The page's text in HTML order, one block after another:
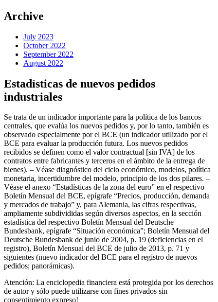
Archive
July 2023
October 2022
September 2022
August 2022
Estadísticas de nuevos pedidos
industriales
Se trata de un indicador importante para la política de los bancos
centrales, que evalúa los nuevos pedidos y, por lo tanto, también es
observado especialmente por el BCE (un indicador utilizado por el
BCE para evaluar la producción futura. Los nuevos pedidos
recibidos se definen como el valor contractual [sin IVA] de los
contratos entre fabricantes y terceros en el ámbito de la entrega de
bienes). – Véase diagnóstico del ciclo económico, modelos, política
monetaria, incertidumbre del modelo, principio de los dos pilares. –
Véase el anexo “Estadísticas de la zona del euro” en el respectivo
Boletín Mensual del BCE, epígrafe “Precios, producción, demanda
y mercados de trabajo” y, para Alemania, las cifras respectivas,
ampliamente subdivididas según diversos aspectos, en la sección
estadística del respectivo Boletín Mensual del Deutsche
Bundesbank, epígrafe “Situación económica”; Boletín Mensual del
Deutsche Bundesbank de junio de 2004, p. 19 (deficiencias en el
registro), Boletín Mensual del BCE de julio de 2013, p. 71 y
siguientes (nuevo indicador del BCE para el registro de nuevos
pedidos; panorámicas).
Atención: La enciclopedia financiera está protegida por los derechos
de autor y sólo puede utilizarse con fines privados sin
consentimiento expreso!